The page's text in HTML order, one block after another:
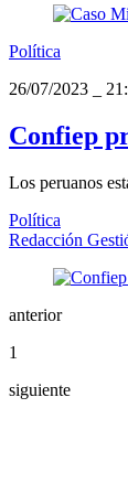
Política
26/07/2023
Confiep
Los peruanos
Política
Redacción
anterior
1
siguiente